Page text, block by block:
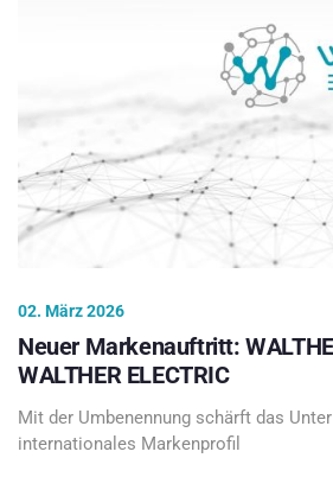
02. März 2026
Neuer Markenauftritt:
WALTHER ELECTRIC
Mit der Umbenennung schärft das
internationales Markenprofil